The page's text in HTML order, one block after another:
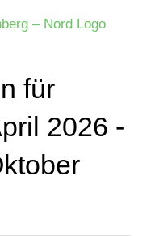
für
2026 -